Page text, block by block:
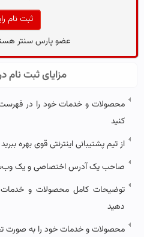
ثبت نام
عضو پارس سنتر
مزایای ثبت نام
محصولات و خدمات خود را در فهرست
کنید
از تیم پشتیبانی اینترنتی قوی بهره ببرید
صاحب یک آدرس اختصاصی و یک
توضیحات کامل محصولات و خدمات
دهید
محصولات و خدمات خود را به صورت